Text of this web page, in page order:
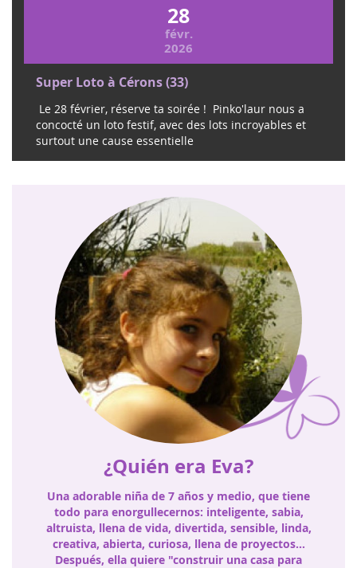
28
févr.
2026
Super Loto à Cérons (33)
Le 28 février, réserve ta soirée ! Pinko'laur nous a
concocté un loto festif, avec des lots incroyables et
surtout une cause essentielle
¿Quién era Eva?
Una adorable niña de 7 años y medio, que tiene
todo para enorgullecernos: inteligente, sabia,
altruista, llena de vida, divertida, sensible, linda,
creativa, abierta, curiosa, llena de proyectos…
Después, ella quiere "construir una casa para